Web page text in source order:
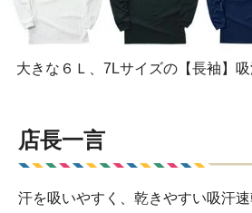
大きな６Ｌ、7Lサイズの【長袖】
店長一言
汗を吸いやすく、乾きやすい吸汗